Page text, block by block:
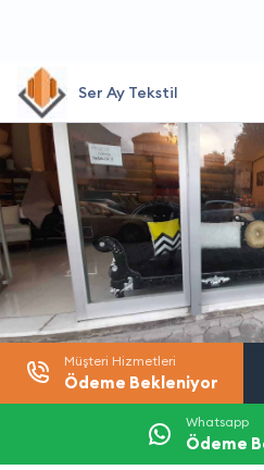
Ser Ay Tekstil
Müşteri Hizmetleri
Ödeme Bekleniyor
Whatsapp
Ödeme